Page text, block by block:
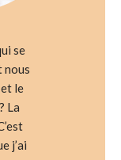
se
nous
le
La
j’ai